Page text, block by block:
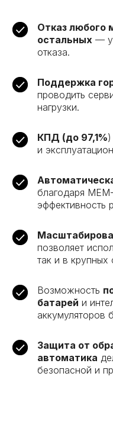
Отказ любого
остальных —
отказа.
Поддержка
проводить
нагрузки.
КПД (до 97,1%
и
благодаря
эффективность
позволяет
так и в крупных
Возможность
батарей и
аккумуляторов
Защита от
автоматика
безопасной и